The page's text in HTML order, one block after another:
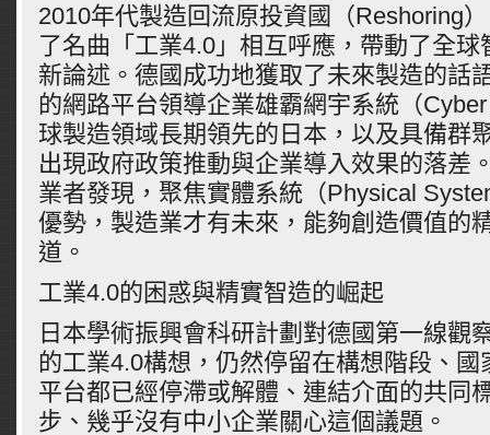
2010年代製造回流原投資國（Reshoring
了名曲「工業4.0」相互呼應，帶動了全
新論述。德國成功地獲取了未來製造的話
的網路平台領導企業雄霸網宇系統（
球製造領域長期領先的日本，以及具備群
出現政府政策推動與企業導入效果的落差
業者發現，聚焦實體系統（Physical
優勢，製造業才有未來，能夠創造價值的
道。
工業4.0的困惑與精實智造的崛起
日本學術振興會科研計劃對德國第一線觀
的工業4.0構想，仍然停留在構想階段、
平台都已經停滯或解體、連結介面的共同
步、幾乎沒有中小企業關心這個議題。